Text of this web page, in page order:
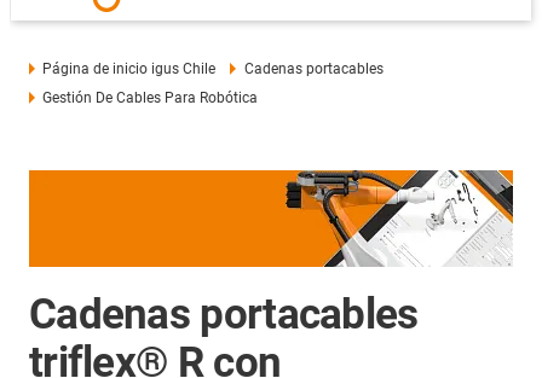
Página de inicio igus Chile
Cadenas portacables
Gestión De Cables Para Robótica
Cadenas portacables
triflex® R con